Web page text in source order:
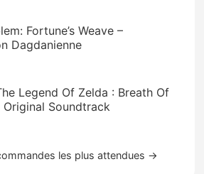
Fortune’s Weave –
Dagdanienne
Legend Of Zelda : Breath Of
Original Soundtrack
les plus attendues →